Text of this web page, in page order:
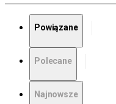
Powiązane
Polecane
Najnowsze